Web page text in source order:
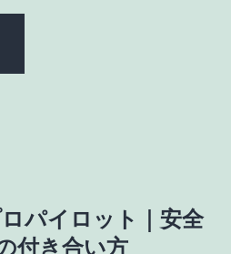
パイロット｜安全
付き合い方